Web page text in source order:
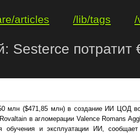
articles /lib/tags /
Sesterce
млн ($471,85 млн) в создание ИИ ЦОД
в агломерации Valence Romans
обучения и эксплуатации ИИ, сообщает